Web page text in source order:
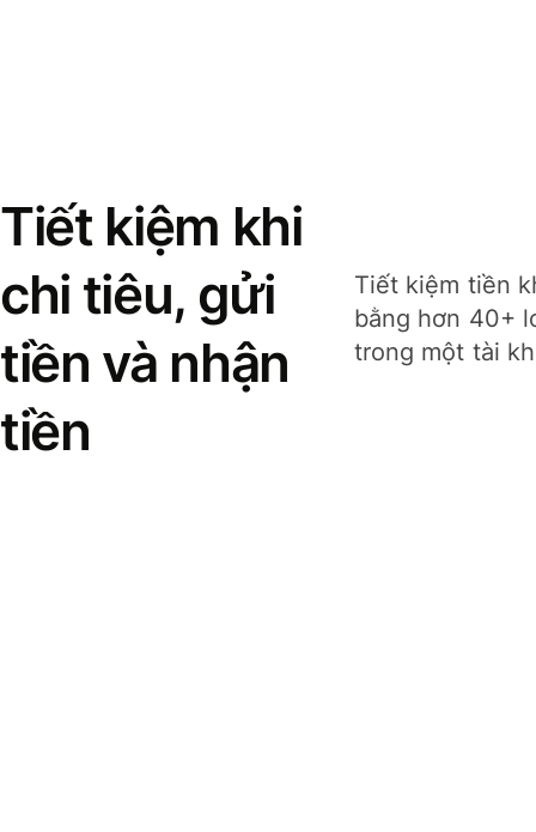
Tiết kiệm khi
chi tiêu, gửi
tiền và nhận
tiền
Tiết kiệm tiền
bằng hơn 40+
trong một tài